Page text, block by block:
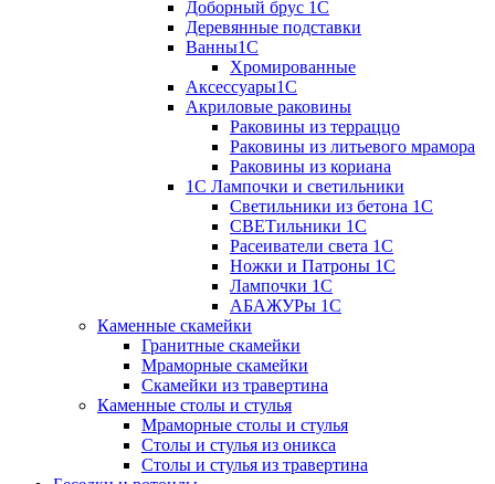
Доборный брус 1С
Деревянные подставки
Ванны1С
Хромированные
Аксессуары1С
Акриловые раковины
Раковины из терраццо
Раковины из литьевого мрамора
Раковины из кориана
1С Лампочки и светильники
Светильники из бетона 1С
СВЕТильники 1С
Расеиватели света 1С
Ножки и Патроны 1С
Лампочки 1С
АБАЖУРы 1С
Каменные скамейки
Гранитные скамейки
Мраморные скамейки
Скамейки из травертина
Каменные столы и стулья
Мраморные столы и стулья
Столы и стулья из оникса
Столы и стулья из травертина